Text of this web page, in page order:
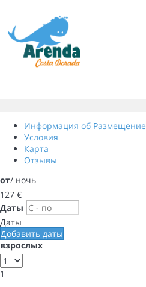
Информация об Размещение
Условия
Карта
Отзывы
от/ ночь
127 €
Даты
Даты
Добавить даты
взрослых
1